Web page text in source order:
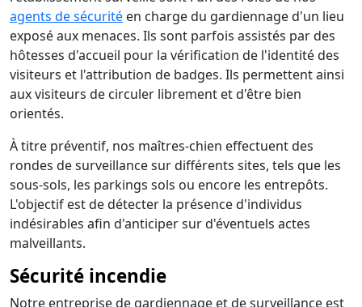
agents de sécurité en charge du gardiennage d'un lieu
exposé aux menaces. Ils sont parfois assistés par des
hôtesses d'accueil pour la vérification de l'identité des
visiteurs et l'attribution de badges. Ils permettent ainsi
aux visiteurs de circuler librement et d'être bien
orientés.
À titre préventif, nos maîtres-chien effectuent des
rondes de surveillance sur différents sites, tels que les
sous-sols, les parkings sols ou encore les entrepôts.
L'objectif est de détecter la présence d'individus
indésirables afin d'anticiper sur d'éventuels actes
malveillants.
Sécurité incendie
Notre entreprise de gardiennage et de surveillance est